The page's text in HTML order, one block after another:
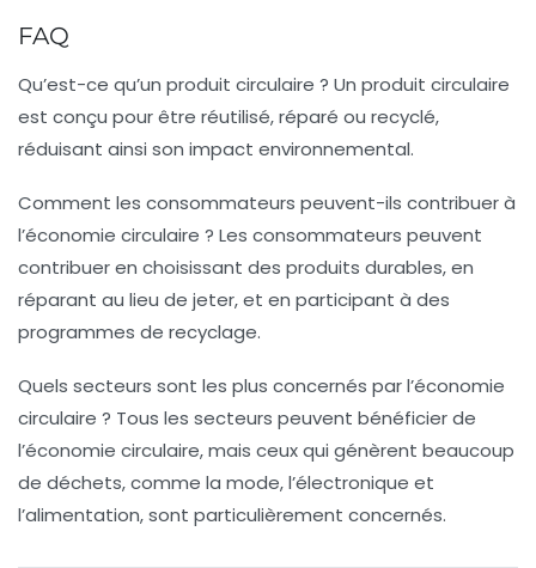
FAQ
Qu’est-ce qu’un produit circulaire ? Un produit circulaire
est conçu pour être réutilisé, réparé ou recyclé,
réduisant ainsi son impact environnemental.
Comment les consommateurs peuvent-ils contribuer à
l’économie circulaire ? Les consommateurs peuvent
contribuer en choisissant des produits durables, en
réparant au lieu de jeter, et en participant à des
programmes de recyclage.
Quels secteurs sont les plus concernés par l’économie
circulaire ? Tous les secteurs peuvent bénéficier de
l’économie circulaire, mais ceux qui génèrent beaucoup
de déchets, comme la mode, l’électronique et
l’alimentation, sont particulièrement concernés.